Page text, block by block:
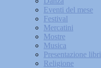
Eventi del mese
Festival
Mercatini
Mostre
Musica
Presentazione libri
Religione